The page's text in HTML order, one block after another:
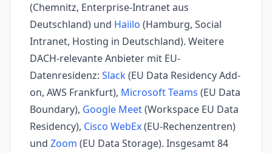
(Chemnitz, Enterprise-Intranet aus
Deutschland) und Haiilo (Hamburg, Social
Intranet, Hosting in Deutschland). Weitere
DACH-relevante Anbieter mit EU-
Datenresidenz: Slack(EU Data Residency Add-
on, AWS Frankfurt), Microsoft Teams (EU Data
Boundary), Google Meet(Workspace EU Data
Residency), Cisco WebEx(EU-Rechenzentren)
und Zoom (EU Data Storage). Insgesamt 84